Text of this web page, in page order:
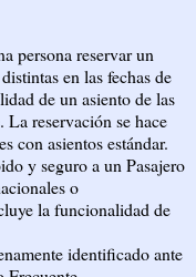
persona reservar un
en las fechas de
de un asiento de las
La reservación se hace
con asientos estándar.
y seguro a un Pasajero
o
la funcionalidad de
identificado ante